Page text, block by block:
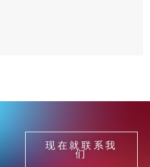
现在就联系我
们